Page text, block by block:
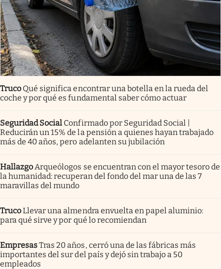
Truco Qué significa encontrar una botella en la rueda del
coche y por qué es fundamental saber cómo actuar
Seguridad Social Confirmado por Seguridad Social |
Reducirán un 15% de la pensión a quienes hayan trabajado
más de 40 años, pero adelanten su jubilación
Hallazgo Arqueólogos se encuentran con el mayor tesoro de
la humanidad: recuperan del fondo del mar una de las 7
maravillas del mundo
TrucoLlevar una almendra envuelta en papel aluminio:
para qué sirve y por qué lo recomiendan
EmpresasTras 20 años, cerró una de las fábricas más
importantes del sur del país y dejó sin trabajo a 50
empleados